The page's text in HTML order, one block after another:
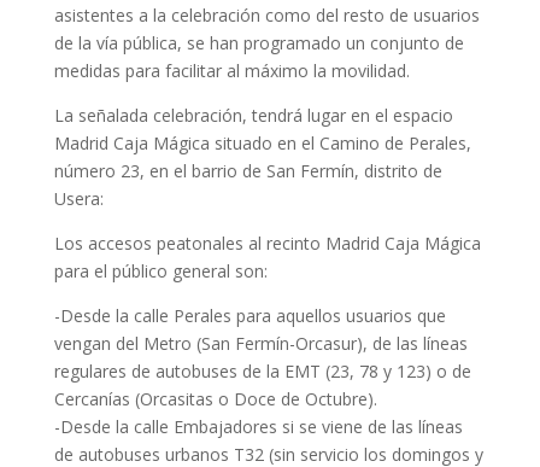
asistentes a la celebración como del resto de usuarios
de la vía pública, se han programado un conjunto de
medidas para facilitar al máximo la movilidad.
La señalada celebración, tendrá lugar en el espacio
Madrid Caja Mágica situado en el Camino de Perales,
número 23, en el barrio de San Fermín, distrito de
Usera:
Los accesos peatonales al recinto Madrid Caja Mágica
para el público general son:
-Desde la calle Perales para aquellos usuarios que
vengan del Metro (San Fermín-Orcasur), de las líneas
regulares de autobuses de la EMT (23, 78 y 123) o de
Cercanías (Orcasitas o Doce de Octubre).
-Desde la calle Embajadores si se viene de las líneas
de autobuses urbanos T32 (sin servicio los domingos y